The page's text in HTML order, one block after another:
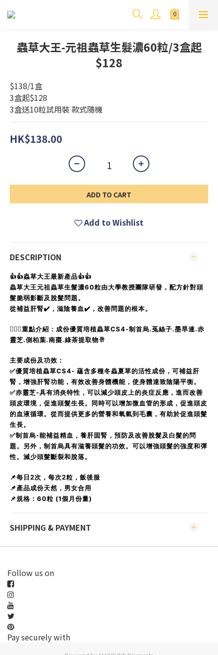
蟲草大王-元祖蟲草生髮濃60粒/3盒起
$128
$138/1盒
3盒起$128
3盒送10粒試用裝 款式隨機
HK$138.00
ADD TO CART
Add to Wishlist
DESCRIPTION
👍👍蟲草大王最新產品👍👍
蟲草大王元祖蟲草生髮濃60粒由大學教授團隊研發，配方針對頭
髮脆弱影斷及脫髮問題。
從補益肝腎✔️，滋陰養血✔️，改善問題的根本。
💁🏻‍♀️重點介紹：成份優質培植蟲草CS4-制首烏.菟絲子.墨旱連.赤
靈芝.側柏葉.南棗.綠茶提取物🥂
主要成份及功效：
✅優質培植蟲草CS4- 蘊含多種冬蟲夏草的活性成份，可補益肝
腎，增強肝腎功能，有效改善身體機能，使身體達致陰陽平衡。
✅赤靈芝-具有消炎特性，可以減少頭皮上的炎症反應，進而改善
頭皮環境，促進頭髮生長。同時可以增加微血管的形成，促進頭皮
的血液循環。從而提供更多的營養和氧氣到毛囊，有助於促進頭髮
生長。
✅制首烏-能補益精血，養肝固腎，預防及改善脫髮及白髮的問
題。另外，制首烏具有滋養頭髮的功效。可以增強頭髮的強度和彈
性。減少頭髮斷裂和脫落。
📌每日2次，每次2粒，飯後服
📌產品成份天然，男女合用
📌規格：60粒 (1個月份量)
SHIPPING & PAYMENT
Follow us on
Pay securely with